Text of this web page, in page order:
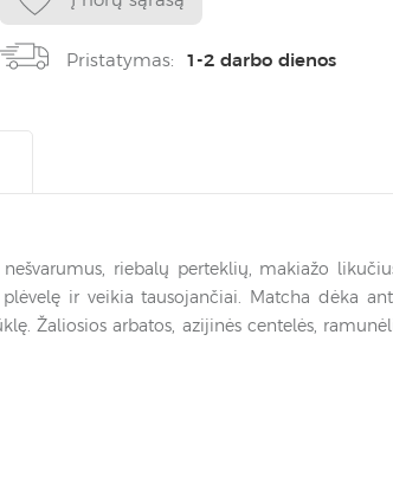
Pristatymas: 1-2 darbo dienos
riebalų perteklių, makiažo
ir veikia tausojančiai. Matcha dėka
Žaliosios arbatos, azijinės centelės,